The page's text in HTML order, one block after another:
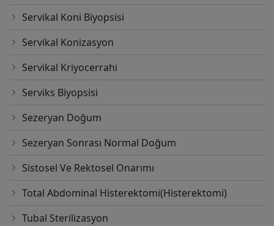
Servikal Koni Biyopsisi
Servikal Konizasyon
Servikal Kriyocerrahi
Serviks Biyopsisi
Sezeryan Doğum
Sezeryan Sonrası Normal Doğum
Sistosel Ve Rektosel Onarımı
Total Abdominal Histerektomi(Histerektomi)
Tubal Sterilizasyon